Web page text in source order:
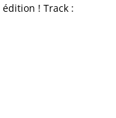
! Track :